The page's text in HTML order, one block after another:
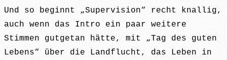
Und so beginnt „Supervision“ recht knallig,
auch wenn das Intro ein paar weitere
Stimmen gutgetan hätte, mit „Tag des guten
Lebens“ über die Landflucht, das Leben in